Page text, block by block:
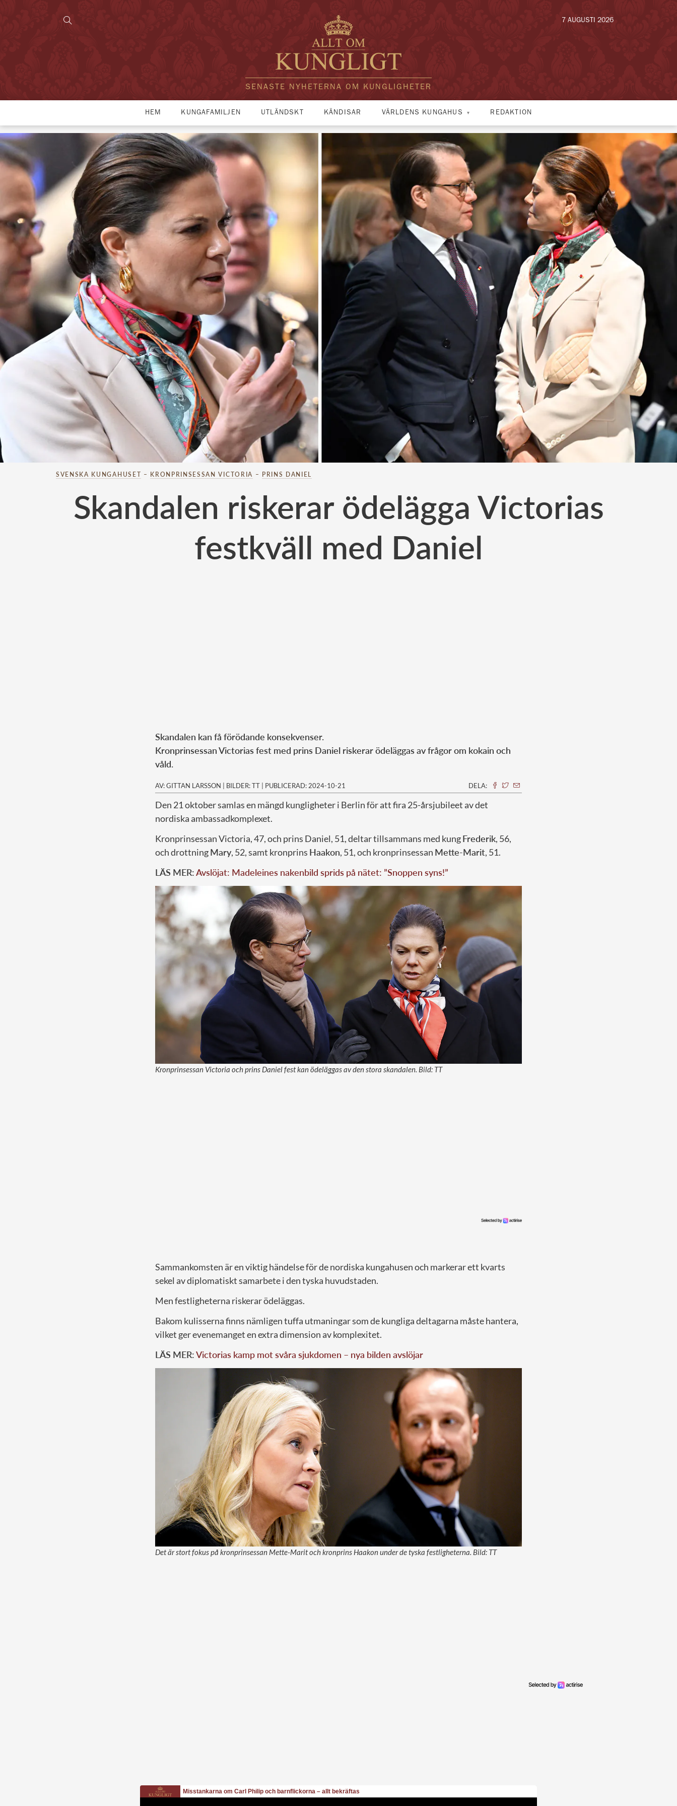
SENASTE NYHETERNA OM KUNGLIGHETER
7 AUGUSTI 2026
HEM KUNGAFAMILJEN UTLÄNDSKT KÄNDISAR VÄRLDENS KUNGAHUS REDAKTION
SVENSKA KUNGAHUSET – KRONPRINSESSAN VICTORIA – PRINS DANIEL
Skandalen riskerar ödelägga Victorias
festkväll med Daniel
Skandalen kan få förödande konsekvenser.
Kronprinsessan Victorias fest med prins Daniel riskerar ödeläggas av frågor om kokain och
våld.
AV: GITTAN LARSSON | BILDER: TT | PUBLICERAD: 2024-10-21 DELA:
Den 21 oktober samlas en mängd kungligheter i Berlin för att fira 25-årsjubileet av det
nordiska ambassadkomplexet.
Kronprinsessan Victoria, 47, och prins Daniel, 51, deltar tillsammans med kungFrederik, 56,
och drottningMary, 52, samt kronprins Haakon, 51, och kronprinsessan Mette-Marit, 51.
LÄS MER:Avslöjat: Madeleines nakenbild sprids på nätet: ”Snoppen syns!”
Kronprinsessan Victoria och prins Daniel fest kan ödeläggas av den stora skandalen. Bild: TT
Sammankomsten är en viktig händelse för de nordiska kungahusen och markerar ett kvarts
sekel av diplomatiskt samarbete i den tyska huvudstaden.
Men festligheterna riskerar ödeläggas.
Bakom kulisserna finns nämligen tuffa utmaningar som de kungliga deltagarna måste hantera,
vilket ger evenemanget en extra dimension av komplexitet.
LÄS MER:Victorias kamp mot svåra sjukdomen – nya bilden avslöjar
Det är stort fokus på kronprinsessan Mette-Marit och kronprins Haakon under de tyska festligheterna. Bild: TT